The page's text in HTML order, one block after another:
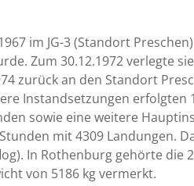
im JG-3 (Standort
Zum 30.12.1972 verlegte
zurück an den Standort
Instandsetzungen
sowie eine weitere
mit 4309 Landungen.
In Rothenburg gehörte die
von 5186 kg vermerkt.